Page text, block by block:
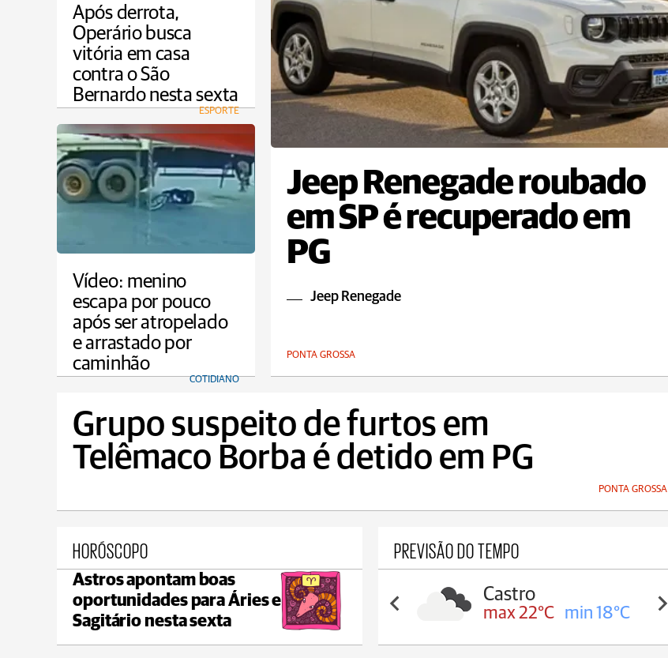
Após derrota,
Operário busca
vitória em casa
contra o São
Bernardo nesta sexta
ESPORTE
Jeep Renegade roubado
em SP é recuperado em
PG
Jeep Renegade
PONTA GROSSA
Vídeo: menino
escapa por pouco
após ser atropelado
e arrastado por
caminhão
COTIDIANO
Grupo suspeito de furtos em
Telêmaco Borba é detido em PG
PONTA GROSSA
HORÓSCOPO
Astros apontam boas
oportunidades para Áries e
Sagitário nesta sexta
PREVISÃO DO TEMPO
Ponta Grossa
max 21°C min 18°C
Castro
max 22°C min 18°C